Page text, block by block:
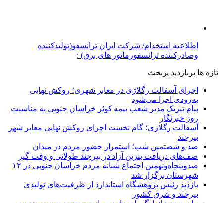
اطلاعیه استخدام/ شرکت ایران ترانسفو(تولیدکننده
وصادرکننده ترانسفورماتور های برق) :
تازه ها پربازدید پربحث
اجرای آسفالت رگلاژی در معابر شهری؛ روکش نهایی
به‌زودی اجرا می‌شود
پیام تبریک مدیر شعب بیمه کوثر خراسان جنوبی به مناسبت
روز خبرنگار
آسفالت رگلاژی؛ گام نخست اجرای روکش نهایی معابر شهر
بیرجند
صد و شصتمین شب؛ استمرار حضور مردم در میدان
صف‌های دریافت بنزین آزاد در بیرجند طولانی و وقت گیر
صدوپنجاه‌ونهمین اجتماع شبانه مردم خراسان جنوبی در ۱۲
شهرستان برگزار شد
بازدید رئیس پژوهشگاه استاندارد از ظرفیت‌های تولیدی
بیرجند و شرق کشور